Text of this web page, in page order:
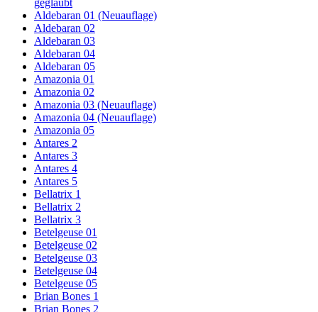
geglaubt
Aldebaran 01 (Neuauflage)
Aldebaran 02
Aldebaran 03
Aldebaran 04
Aldebaran 05
Amazonia 01
Amazonia 02
Amazonia 03 (Neuauflage)
Amazonia 04 (Neuauflage)
Amazonia 05
Antares 2
Antares 3
Antares 4
Antares 5
Bellatrix 1
Bellatrix 2
Bellatrix 3
Betelgeuse 01
Betelgeuse 02
Betelgeuse 03
Betelgeuse 04
Betelgeuse 05
Brian Bones 1
Brian Bones 2